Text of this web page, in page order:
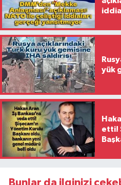
yük
etti!
Bunlar da ilginizi